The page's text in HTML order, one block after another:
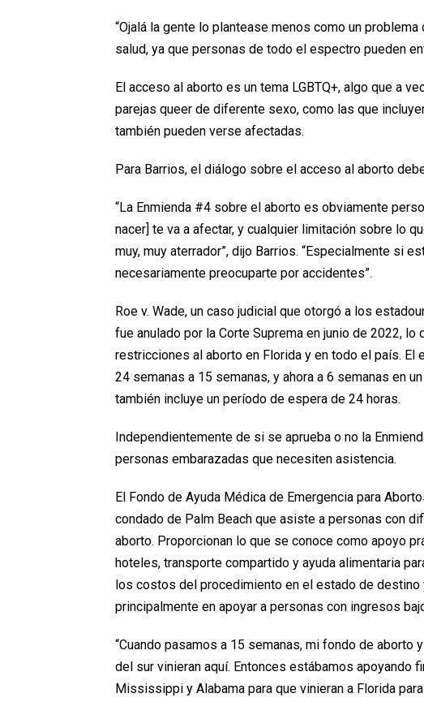
“Ojalá la gente lo plantease menos como un
salud, ya que personas de todo el espectro pueden
El acceso al aborto es un tema LGBTQ+, algo que a
parejas queer de diferente sexo, como las que
también pueden verse afectadas.
Para Barrios, el diálogo sobre el acceso al aborto
“La Enmienda #4 sobre el aborto es obviamente
nacer] te va a afectar, y cualquier limitación sobre lo
muy, muy aterrador”, dijo Barrios. “Especialmente si
necesariamente preocuparte por accidentes”.
Roe v. Wade, un caso judicial que otorgó a los
fue anulado por la Corte Suprema en junio de 2022, lo
restricciones al aborto en Florida y en todo el país.
24 semanas a 15 semanas, y ahora a 6 semanas en
también incluye un período de espera de 24 horas.
Independientemente de si se aprueba o no la
personas embarazadas que necesiten asistencia.
El Fondo de Ayuda Médica de Emergencia para
condado de Palm Beach que asiste a personas con
aborto. Proporcionan lo que se conoce como apoyo
hoteles, transporte compartido y ayuda alimentaria
los costos del procedimiento en el estado de
principalmente en apoyar a personas con ingresos
“Cuando pasamos a 15 semanas, mi fondo de aborto
del sur vinieran aquí. Entonces estábamos apoyando
Mississippi y Alabama para que vinieran a Florida